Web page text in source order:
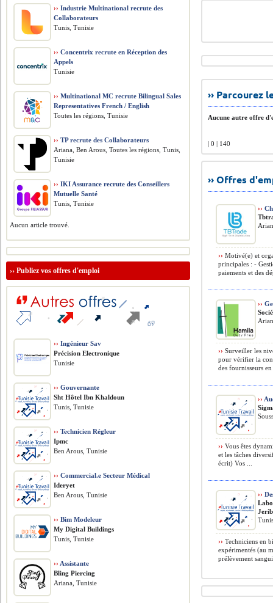
››
Aucune autre offre
| 0 | 140
›› Offres
››
›› Motivé(e) et
principales : -
paiements et des
››
›› Surveiller les
pour vérifier la
des fournisseurs
››
›› Vous êtes
et les tâches
écrit) Vos ...
››
›› Techniciens en
expérimentés (au
prélèvement
›› Industrie Multinational recrute des
Collaborateurs
Tunis, Tunisie
›› Concentrix recrute en Réception des
Appels
Tunisie
›› Multinational MC recrute Bilingual Sales
Representatives French / English
Toutes les régions, Tunisie
›› TP recrute des Collaborateurs
Ariana, Ben Arous, Toutes les régions, Tunis,
Tunisie
›› IKI Assurance recrute des Conseillers
Mutuelle Santé
Tunis, Tunisie
Aucun article trouvé.
››Publiez vos offres d'emploi
›› Ingénieur Sav
Précision Electronique
Tunisie
›› Gouvernante
Sht Hôtel Ibn Khaldoun
Tunis, Tunisie
›› Technicien Régleur
Ipmc
Ben Arous, Tunisie
›› Commercial.e Secteur Médical
Ideryet
Ben Arous, Tunisie
›› Bim Modeleur
My Digital Buildings
Tunis, Tunisie
›› Assistante
Bling Piercing
Ariana, Tunisie